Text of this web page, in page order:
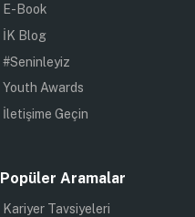
E-Book
İK Blog
#Seninleyiz
Youth Awards
İletişime Geçin
Popüler Aramalar
Kariyer Tavsiyeleri